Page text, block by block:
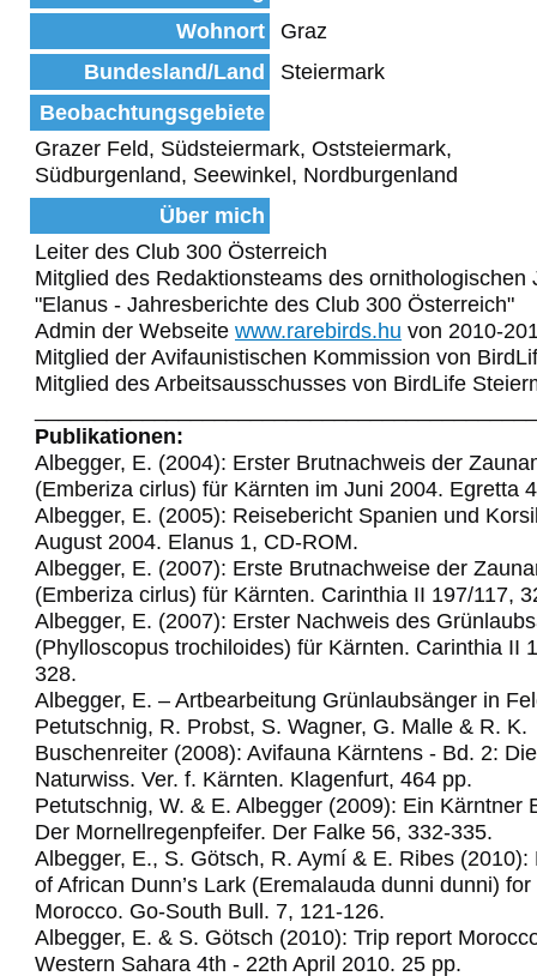
Wohnort
Graz
Bundesland/Land
Steiermark
Beobachtungsgebiete
Grazer Feld, Südsteiermark, Oststeiermark,
Südburgenland, Seewinkel, Nordburgenland
Über mich
Leiter des Club 300 Österreich
Mitglied des Redaktionsteams des ornithologischen
"Elanus - Jahresberichte des Club 300 Österreich"
Admin der Webseite www.rarebirds.hu von 2010-
Mitglied der Avifaunistischen Kommission von
Mitglied des Arbeitsausschusses von BirdLife
Publikationen:
Albegger, E. (2004): Erster Brutnachweis der
(Emberiza cirlus) für Kärnten im Juni 2004. Egretta
Albegger, E. (2005): Reisebericht Spanien und
August 2004. Elanus 1, CD-ROM.
Albegger, E. (2007): Erste Brutnachweise der
(Emberiza cirlus) für Kärnten. Carinthia II 197/117,
Albegger, E. (2007): Erster Nachweis des
(Phylloscopus trochiloides) für Kärnten. Carinthia II
328.
Albegger, E. – Artbearbeitung Grünlaubsänger in
Petutschnig, R. Probst, S. Wagner, G. Malle & R. K.
Buschenreiter (2008): Avifauna Kärntens - Bd. 2:
Naturwiss. Ver. f. Kärnten. Klagenfurt, 464 pp.
Petutschnig, W. & E. Albegger (2009): Ein Kärntner
Der Mornellregenpfeifer. Der Falke 56, 332-335.
Albegger, E., S. Götsch, R. Aymí & E. Ribes (2010):
of African Dunn’s Lark (Eremalauda dunni dunni) for
Morocco. Go-South Bull. 7, 121-126.
Albegger, E. & S. Götsch (2010): Trip report
Western Sahara 4th - 22th April 2010. 25 pp.